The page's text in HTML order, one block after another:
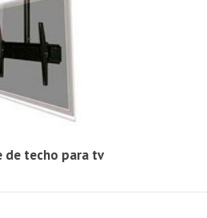
de techo para tv